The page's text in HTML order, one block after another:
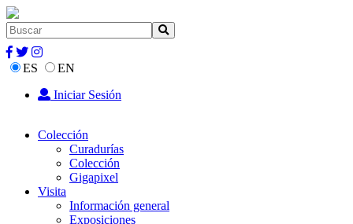
ES
EN
Iniciar Sesión
Colección
Curadurías
Colección
Gigapixel
Visita
Información general
Exposiciones